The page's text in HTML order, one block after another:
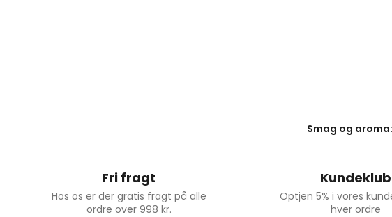
Smag og aroma:
Fri fragt
Hos os er der gratis fragt på alle
ordre over 998 kr.
Kundeklub
Optjen 5% i vores
hver ordre